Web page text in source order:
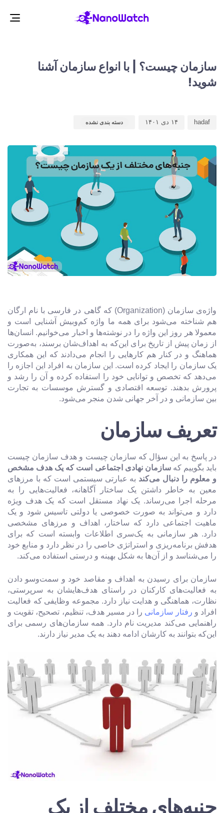
سازمان چیست؟ | با انواع سازمان آشنا
شوید!
hadaf ۱۴ دی ۱۴۰۱ دسته بندی نشده
واژه‌ی سازمان (Organization) که گاهی در فارسی با نام ارگان
هم شناخته می‌شود برای همه ما واژه کم‌وبیش آشنایی است و
معمولا هر روز این واژه را در نوشته‌ها و اخبار می‌خوانیم. انسان‌ها
از زمان پیش از تاریخ برای این‌که به اهداف‌شان برسند، به‌صورت
هماهنگ و در کنار هم کارهایی را انجام می‌دادند که این همکاری
یک سازمان را ایجاد کرده است. این سازمان به افراد این اجازه را
می‌دهد که تخصص و توانایی خود را استفاده کرده و آن را رشد و
پرورش بدهند. توسعه اقتصادی و گسترش موسسات به تجارت
بین سازمانی و در آخر جهانی شدن منجر می‌شود.
تعریف سازمان
در پاسخ به این سؤال که سازمان چیست و هدف سازمان چیست
باید بگوییم کهسازمان نهادی اجتماعی است که یک هدف مشخص
و معلوم را دنبال می‌کند به عبارتی سیستمی است که با مرزهای
معین به خاطر داشتن یک ساختار آگاهانه، فعالیت‌هایی را به
مرحله اجرا می‌رساند. یک نهاد مستقل است که یک هدف ویژه
دارد و می‌تواند به صورت خصوصی یا دولتی تاسیس شود و یک
ماهیت اجتماعی دارد که ساختار، اهداف و مرزهای مشخصی
دارد. هر سازمانی به یک‌سری اطلاعات وابسته است که برای
هدفش برنامه‌ریزی و استراتژی خاصی را در نظر دارد و منابع خود
را می‌شناسد و از آن‌ها به شکل بهینه و درستی استفاده می‌کند.
سازمان برای رسیدن به اهداف و مقاصد خود و سمت‌وسو دادن
به فعالیت‌های کارکنان در راستای هدف‌هایشان به سرپرستی،
نظارت، هماهنگی و هدایت نیاز دارد. مجموعه وظایفی که فعالیت
افراد و رفتار سازمانی را در مسیر هدف، تنظیم، تصحیح، تقویت و
راهنمایی می‌کند مدیریت نام دارد. همه سازمان‌های رسمی برای
این‌که بتوانند به کارشان ادامه دهند به یک مدیر نیاز دارند.
جنبه‌های مختلف از یک